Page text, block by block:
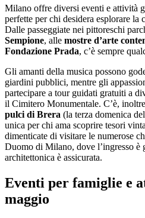
Milano offre diversi eventi e attività
perfette per chi desidera esplorare la
Dalle passeggiate nei pittoreschi
Sempione, alle mostre d’arte
Fondazione Prada, c’è sempre
Gli amanti della musica possono
giardini pubblici, mentre gli
partecipare a tour guidati gratuiti a
il Cimitero Monumentale. C’è,
pulci di Brera (la terza domenica
unica per chi ama scoprire tesori
dimenticate di visitare le numerose
Duomo di Milano, dove l’ingresso è
architettonica è assicurata.
Eventi per famiglie e
maggio